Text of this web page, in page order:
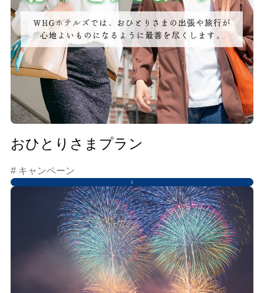
おひとりさまプラン
# キャンペーン